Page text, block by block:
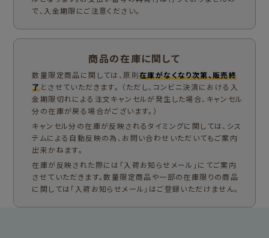
で、入金期限にご注意ください。
商品の在庫に関して
数量限定商品に関しては、原則在庫がなくなり次第、販売終
了とさせていただきます。 （ただし、コンビニ決済における入
金期限切れによる注文キャンセルが発生した場合、キャンセル
分の在庫が戻る場合がございます。）
キャンセル分の在庫が反映されるタイミングに関しては、シス
テムによる自動反映の為、お問い合わせいただいてもご案内
出来かねます。
在庫が反映された際には「入荷お知らせメール」にてご案内
させていただきます。数量限定商品や一部の在庫限りの商品
に関しては「入荷お知らせメール」はご登録いただけません。